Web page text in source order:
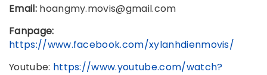
Email:hoangmy.movis@gmail.com
Fanpage:
https://www.facebook.com/xylanhdienmovis/
Youtube: https://www.youtube.com/watch?